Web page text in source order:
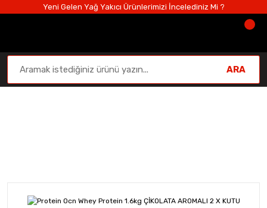
Yeni Gelen Yağ Yakıcı Ürünlerimizi İncelediniz Mi ?
ARA